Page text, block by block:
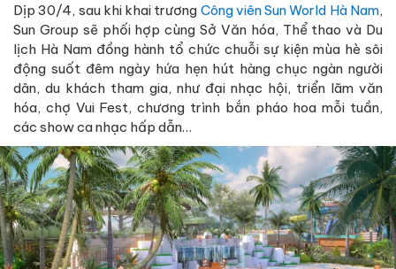
Dịp 30/4, sau khi khai trương Công viên Sun World Hà Nam,
Sun Group sẽ phối hợp cùng Sở Văn hóa, Thể thao và Du
lịch Hà Nam đồng hành tổ chức chuỗi sự kiện mùa hè sôi
động suốt đêm ngày hứa hẹn hút hàng chục ngàn người
dân, du khách tham gia, như đại nhạc hội, triển lãm văn
hóa, chợ Vui Fest, chương trình bắn pháo hoa mỗi tuần,
các show ca nhạc hấp dẫn…